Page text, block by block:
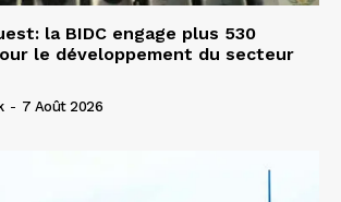
la BIDC engage plus 530
le développement du secteur
- 7 Août 2026